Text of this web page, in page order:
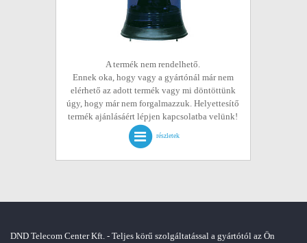
A termék nem rendelhető.
Ennek oka, hogy vagy a gyártónál már nem
elérhető az adott termék vagy mi döntöttünk
úgy, hogy már nem forgalmazzuk. Helyettesítő
termék ajánlásáért lépjen kapcsolatba velünk!
részletek
DND Telecom Center Kft. - Teljes körű szolgáltatással a gyártótól az Ön